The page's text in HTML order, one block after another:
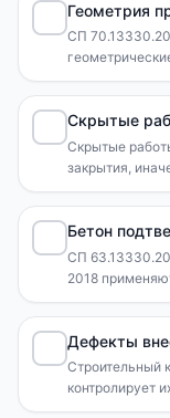
Геометрия
СП
Скрытые
Скрытые
закрытия,
гидроизоляции
Бетон
СП
2018
бетона.
Дефекты
Строительный
контролирует